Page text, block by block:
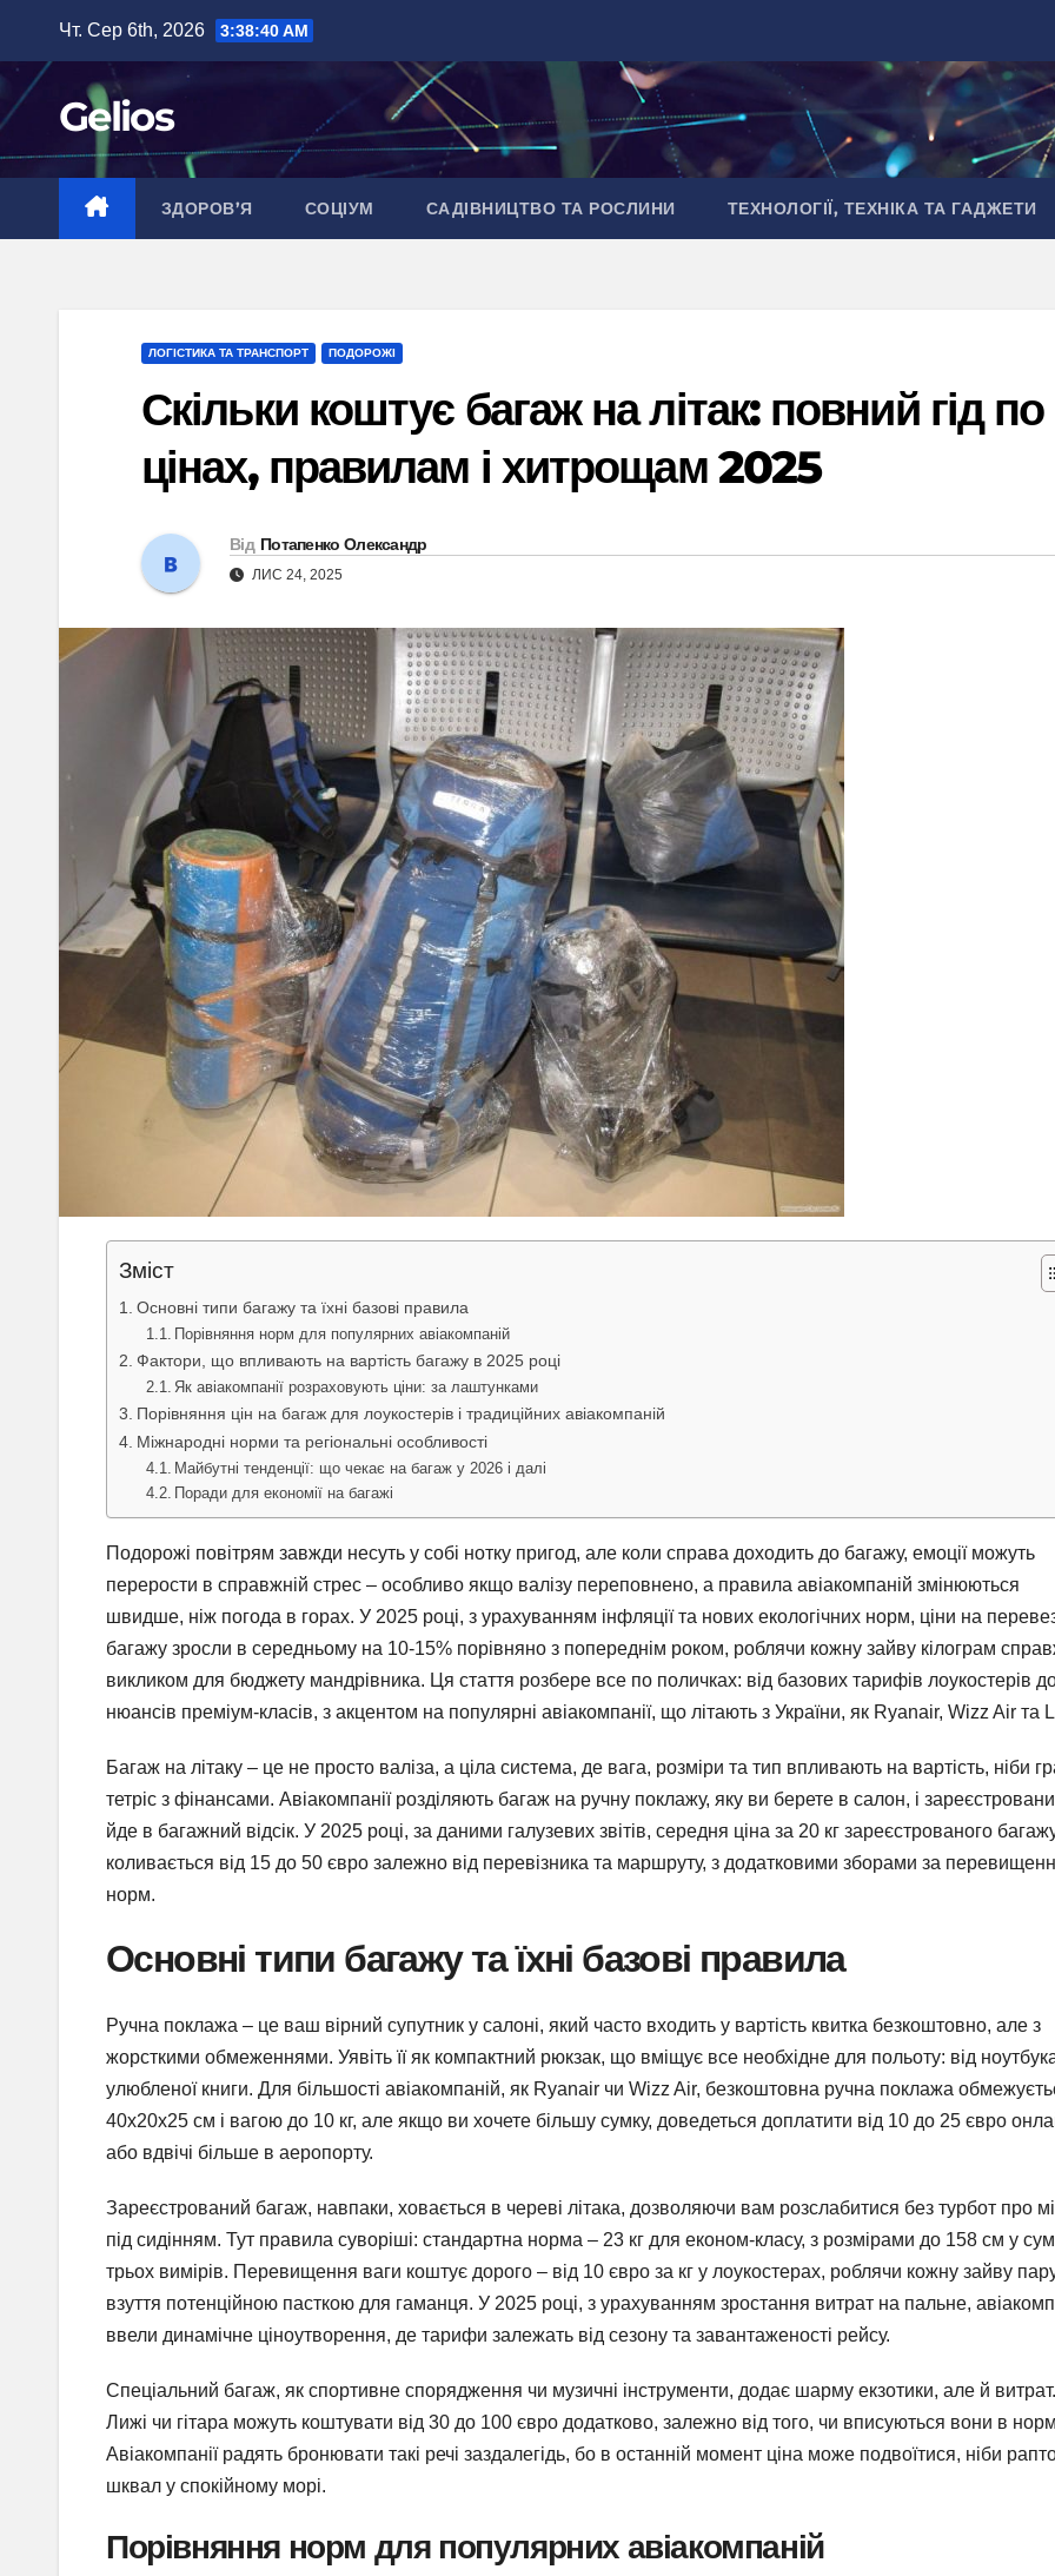
вмісту
Чт. Сер 6th, 2026 3:38:41 AM
Gelios
ЗДОРОВ’Я СОЦІУМ САДІВНИЦТВО ТА РОСЛИНИ ТЕХНОЛОГІЇ, ТЕХНІКА ТА ГАДЖЕТИ
ЛОГІСТИКА ТА ТРАНСПОРТ ПОДОРОЖІ
Скільки коштує багаж на літак: повний гід по
цінах, правилам і хитрощам 2025
Від Потапенко Олександр
ЛИС 24, 2025
Зміст
Основні типи багажу та їхні базові правила
Порівняння норм для популярних авіакомпаній
Фактори, що впливають на вартість багажу в 2025 році
Як авіакомпанії розраховують ціни: за лаштунками
Порівняння цін на багаж для лоукостерів і традиційних авіакомпаній
Міжнародні норми та регіональні особливості
Майбутні тенденції: що чекає на багаж у 2026 і далі
Поради для економії на багажі
Подорожі повітрям завжди несуть у собі нотку пригод, але коли справа доходить до багажу, емоції можуть
перерости в справжній стрес – особливо якщо валізу переповнено, а правила авіакомпаній змінюються
швидше, ніж погода в горах. У 2025 році, з урахуванням інфляції та нових екологічних норм, ціни на
багажу зросли в середньому на 10-15% порівняно з попереднім роком, роблячи кожну зайву кілограм
викликом для бюджету мандрівника. Ця стаття розбере все по поличках: від базових тарифів лоукостерів
нюансів преміум-класів, з акцентом на популярні авіакомпанії, що літають з України, як Ryanair, Wizz Air та
Багаж на літаку – це не просто валіза, а ціла система, де вага, розміри та тип впливають на вартість, ніби
тетріс з фінансами. Авіакомпанії розділяють багаж на ручну поклажу, яку ви берете в салон, і
йде в багажний відсік. У 2025 році, за даними галузевих звітів, середня ціна за 20 кг зареєстрованого
коливається від 15 до 50 євро залежно від перевізника та маршруту, з додатковими зборами за
норм.
Основні типи багажу та їхні базові правила
Ручна поклажа – це ваш вірний супутник у салоні, який часто входить у вартість квитка безкоштовно, але з
жорсткими обмеженнями. Уявіть її як компактний рюкзак, що вміщує все необхідне для польоту: від
улюбленої книги. Для більшості авіакомпаній, як Ryanair чи Wizz Air, безкоштовна ручна поклажа
40x20x25 см і вагою до 10 кг, але якщо ви хочете більшу сумку, доведеться доплатити від 10 до 25 євро
або вдвічі більше в аеропорту.
Зареєстрований багаж, навпаки, ховається в череві літака, дозволяючи вам розслабитися без турбот про
під сидінням. Тут правила суворіші: стандартна норма – 23 кг для економ-класу, з розмірами до 158 см у
трьох вимірів. Перевищення ваги коштує дорого – від 10 євро за кг у лоукостерах, роблячи кожну зайву
взуття потенційною пасткою для гаманця. У 2025 році, з урахуванням зростання витрат на пальне,
ввели динамічне ціноутворення, де тарифи залежать від сезону та завантаженості рейсу.
Спеціальний багаж, як спортивне спорядження чи музичні інструменти, додає шарму екзотики, але й витрат.
Лижі чи гітара можуть коштувати від 30 до 100 євро додатково, залежно від того, чи вписуються вони в
Авіакомпанії радять бронювати такі речі заздалегідь, бо в останній момент ціна може подвоїтися, ніби
шквал у спокійному морі.
Порівняння норм для популярних авіакомпаній